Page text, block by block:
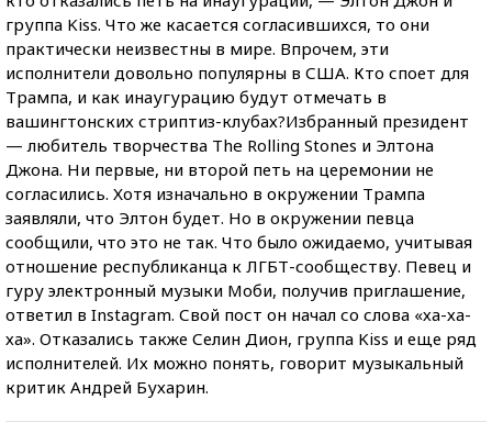
группа Kiss. Что же касается согласившихся, то они
практически неизвестны в мире. Впрочем, эти
исполнители довольно популярны в США. Кто споет для
Трампа, и как инаугурацию будут отмечать в
вашингтонских стриптиз-клубах?Избранный президент
— любитель творчества The Rolling Stones и Элтона
Джона. Ни первые, ни второй петь на церемонии не
согласились. Хотя изначально в окружении Трампа
заявляли, что Элтон будет. Но в окружении певца
сообщили, что это не так. Что было ожидаемо, учитывая
отношение республиканца к ЛГБТ-сообществу. Певец и
гуру электронный музыки Моби, получив приглашение,
ответил в Instagram. Свой пост он начал со слова «ха-ха-
ха». Отказались также Селин Дион, группа Kiss и еще ряд
исполнителей. Их можно понять, говорит музыкальный
критик Андрей Бухарин.